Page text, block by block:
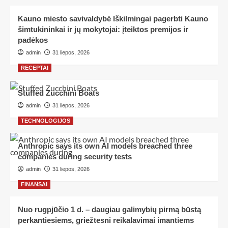
Kauno miesto savivaldybė Iškilmingai pagerbti Kauno
šimtukininkai ir jų mokytojai: įteiktos premijos ir
padėkos
admin 31 liepos, 2026
RECEPTAI
Stuffed Zucchini Boats
admin 31 liepos, 2026
TECHNOLOGIJOS
Anthropic says its own AI models breached three
companies during security tests
admin 31 liepos, 2026
FINANSAI
Nuo rugpjūčio 1 d. – daugiau galimybių pirmą būstą
perkantiesiems, griežtesni reikalavimai imantiems